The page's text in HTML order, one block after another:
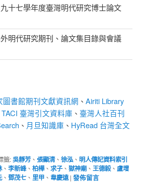
十七學年度臺灣明代研究博士論文
明代研究期刊、論文集目錄與會議
圖書館期刊文獻資訊網 、Airiti Library
TACI 臺灣引文資料庫 、 臺灣人社百刊
、 月旦知識庫 、 HyRead 台灣全文
籤:吳靜芳、張顯清、徐泓、 明人傳記資料索引
、李新峰、柏樺、求子、獄神廟、王德毅、 盧增
、鄧茂七 、 里甲 、韋慶遠 |發佈留言